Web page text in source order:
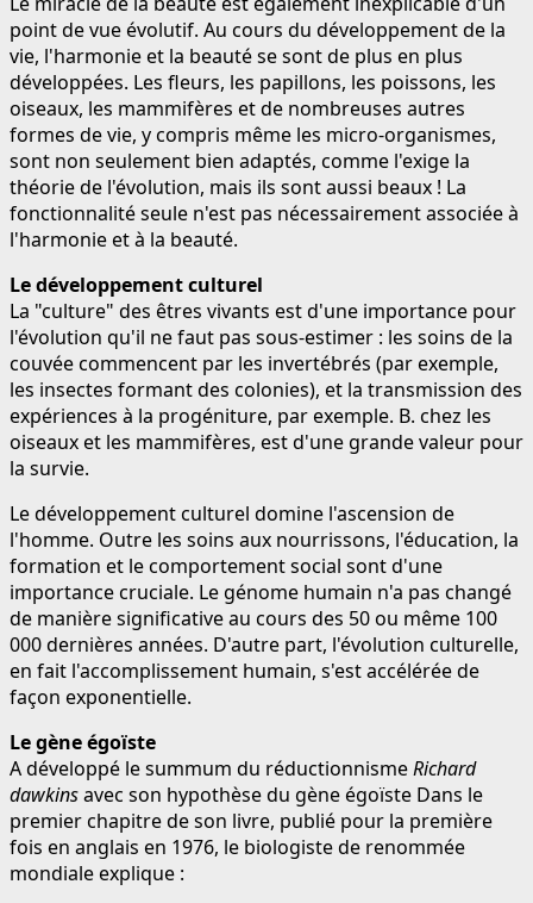
point de vue évolutif. Au cours du développement de la
vie, l'harmonie et la beauté se sont de plus en plus
développées. Les fleurs, les papillons, les poissons, les
oiseaux, les mammifères et de nombreuses autres
formes de vie, y compris même les micro-organismes,
sont non seulement bien adaptés, comme l'exige la
théorie de l'évolution, mais ils sont aussi beaux ! La
fonctionnalité seule n'est pas nécessairement associée à
l'harmonie et à la beauté.
Le développement culturel
La "culture" des êtres vivants est d'une importance pour
l'évolution qu'il ne faut pas sous-estimer : les soins de la
couvée commencent par les invertébrés (par exemple,
les insectes formant des colonies), et la transmission des
expériences à la progéniture, par exemple. B. chez les
oiseaux et les mammifères, est d'une grande valeur pour
la survie.
Le développement culturel domine l'ascension de
l'homme. Outre les soins aux nourrissons, l'éducation, la
formation et le comportement social sont d'une
importance cruciale. Le génome humain n'a pas changé
de manière significative au cours des 50 ou même 100
000 dernières années. D'autre part, l'évolution culturelle,
en fait l'accomplissement humain, s'est accélérée de
façon exponentielle.
Le gène égoïste
A développé le summum du réductionnismeRichard
dawkinsavec son hypothèse du gène égoïste Dans le
premier chapitre de son livre, publié pour la première
fois en anglais en 1976, le biologiste de renommée
mondiale explique :